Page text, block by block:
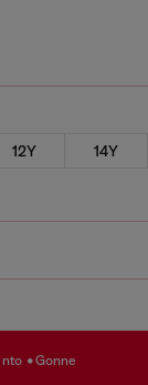
12Y
14Y
gonne